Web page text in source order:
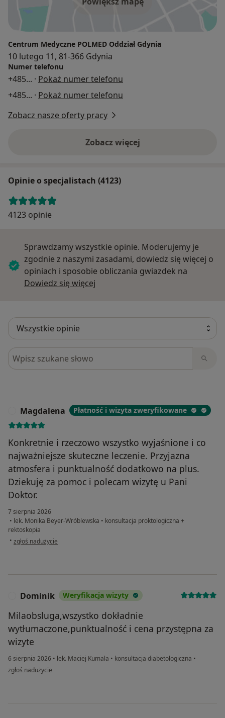
Centrum Medyczne POLMED Oddział Gdynia
10 lutego 11, 81-366 Gdynia
Numer telefonu
+485... · Pokaż numer telefonu
+485... · Pokaż numer telefonu
Zobacz nasze oferty pracy
Zobacz więcej
Opinie o specjalistach (4123)
4123 opinie
Sprawdzamy wszystkie opinie. Moderujemy je
zgodnie z naszymi zasadami, dowiedz się więcej o
opiniach i sposobie obliczania gwiazdek na
Dowiedz się więcej
Szukaj w opiniach
Magdalena Płatność i wizyta zweryfikowane
Konkretnie i rzeczowo wszystko wyjaśnione i co
najważniejsze skuteczne leczenie. Przyjazna
atmosfera i punktualność dodatkowo na plus.
Dziekuję za pomoc i polecam wizytę u Pani
Doktor.
7 sierpnia 2026
• lek. Monika Beyer-Wróblewska • konsultacja proktologiczna +
rektoskopia
• w opinii użytkownika Magdalena
zgłoś nadużycie
Dominik Weryfikacja wizyty
Milaobsluga,wszystko dokładnie
wytłumaczone,punktualność i cena przystępna za
wizyte
6 sierpnia 2026 • lek. Maciej Kumala • konsultacja diabetologiczna •
w opinii użytkownika Dominik
zgłoś nadużycie